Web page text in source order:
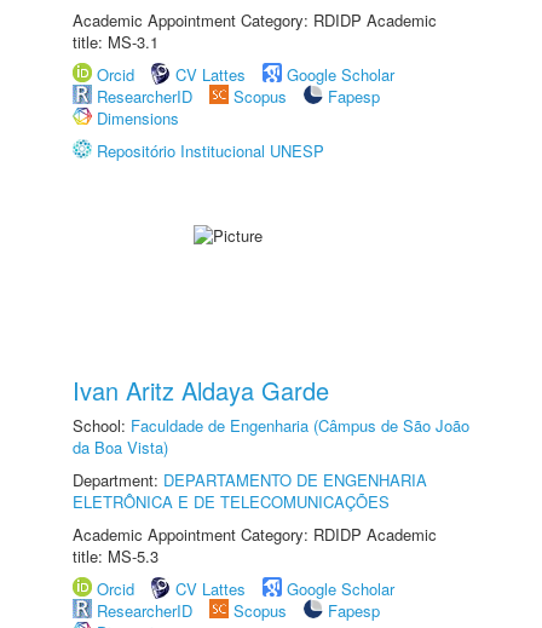
Academic Appointment Category: RDIDP Academic
title: MS-3.1
Orcid
CV Lattes
Google Scholar
ResearcherID
Scopus
Fapesp
Dimensions
Repositório Institucional UNESP
Ivan Aritz Aldaya Garde
School: Faculdade de Engenharia (Câmpus de São João
da Boa Vista)
Department: DEPARTAMENTO DE ENGENHARIA
ELETRÔNICA E DE TELECOMUNICAÇÕES
Academic Appointment Category: RDIDP Academic
title: MS-5.3
Orcid
CV Lattes
Google Scholar
ResearcherID
Scopus
Fapesp